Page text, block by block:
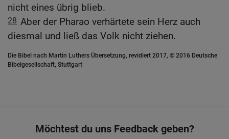
nicht eines übrig blieb.
28 Aber der Pharao verhärtete sein Herz auch
diesmal und ließ das Volk nicht ziehen.
Die Bibel nach Martin Luthers Übersetzung, revidiert 2017, © 2016 Deutsche
Bibelgesellschaft, Stuttgart
Möchtest du uns Feedback geben?